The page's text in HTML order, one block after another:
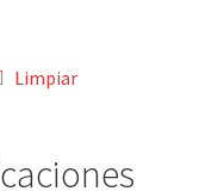
Limpiar